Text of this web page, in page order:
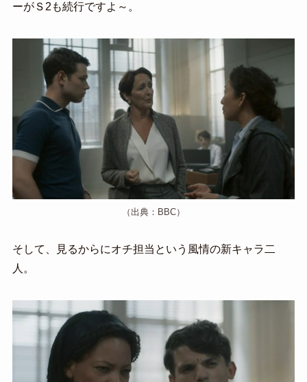
ーがＳ2も続行ですよ～。
（出典：BBC）
そして、見るからにオチ担当という風情の新キャラ二
人。